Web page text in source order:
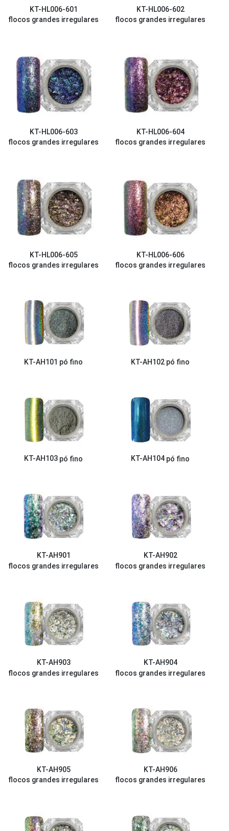
KT-HL006-601
flocos grandes irregulares
KT-HL006-602
flocos grandes irregulares
KT-HL006-603
flocos grandes irregulares
KT-HL006-604
flocos grandes irregulares
KT-HL006-605
flocos grandes irregulares
KT-HL006-606
flocos grandes irregulares
KT-AH101 pó fino KT-AH102 pó fino
KT-AH103 pó fino KT-AH104 pó fino
KT-AH901
flocos grandes irregulares
KT-AH902
flocos grandes irregulares
KT-AH903
flocos grandes irregulares
KT-AH904
flocos grandes irregulares
KT-AH905
flocos grandes irregulares
KT-AH906
flocos grandes irregulares